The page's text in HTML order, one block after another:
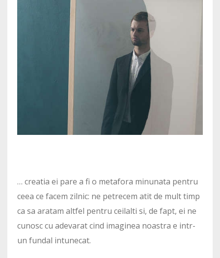
… creatia ei pare a fi o metafora minunata pentru
ceea ce facem zilnic: ne petrecem atit de mult timp
ca sa aratam altfel pentru ceilalti si, de fapt, ei ne
cunosc cu adevarat cind imaginea noastra e intr-
un fundal intunecat.